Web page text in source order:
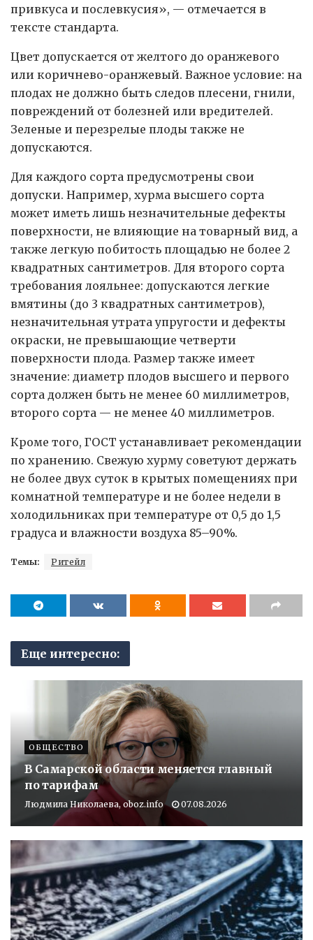
привкуса и послевкусия», — отмечается в
тексте стандарта.
Цвет допускается от желтого до оранжевого
или коричнево-оранжевый. Важное условие: на
плодах не должно быть следов плесени, гнили,
повреждений от болезней или вредителей.
Зеленые и перезрелые плоды также не
допускаются.
Для каждого сорта предусмотрены свои
допуски. Например, хурма высшего сорта
может иметь лишь незначительные дефекты
поверхности, не влияющие на товарный вид, а
также легкую побитость площадью не более 2
квадратных сантиметров. Для второго сорта
требования лояльнее: допускаются легкие
вмятины (до 3 квадратных сантиметров),
незначительная утрата упругости и дефекты
окраски, не превышающие четверти
поверхности плода. Размер также имеет
значение: диаметр плодов высшего и первого
сорта должен быть не менее 60 миллиметров,
второго сорта — не менее 40 миллиметров.
Кроме того, ГОСТ устанавливает рекомендации
по хранению. Свежую хурму советуют держать
не более двух суток в крытых помещениях при
комнатной температуре и не более недели в
холодильниках при температуре от 0,5 до 1,5
градуса и влажности воздуха 85–90%.
Темы: Ритейл
Еще интересно:
ОБЩЕСТВО
В Самарской области меняется главный
по тарифам
Людмила Николаева, oboz.info 07.08.2026